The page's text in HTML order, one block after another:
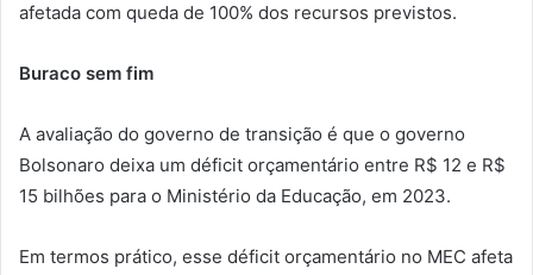
afetada com queda de 100% dos recursos previstos.
Buraco sem fim
A avaliação do governo de transição é que o governo
Bolsonaro deixa um déficit orçamentário entre R$ 12 e R$
15 bilhões para o Ministério da Educação, em 2023.
Em termos prático, esse déficit orçamentário no MEC afeta